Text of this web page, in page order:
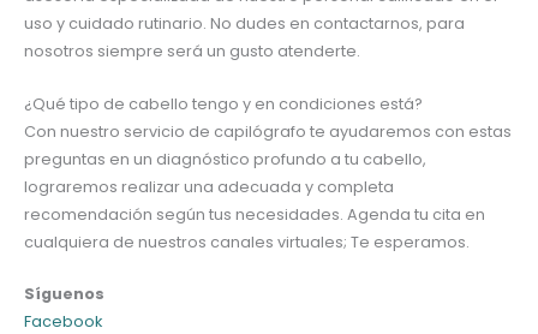
uso y cuidado rutinario. No dudes en contactarnos, para
nosotros siempre será un gusto atenderte.
¿Qué tipo de cabello tengo y en condiciones está?
Con nuestro servicio de capilógrafo te ayudaremos con estas
preguntas en un diagnóstico profundo a tu cabello,
lograremos realizar una adecuada y completa
recomendación según tus necesidades. Agenda tu cita en
cualquiera de nuestros canales virtuales; Te esperamos.
Síguenos
Facebook